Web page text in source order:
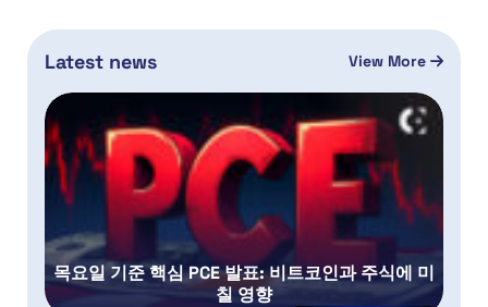
Latest news View More
목요일 기준 핵심 PCE 발표: 비트코인과 주식에 미
칠 영향